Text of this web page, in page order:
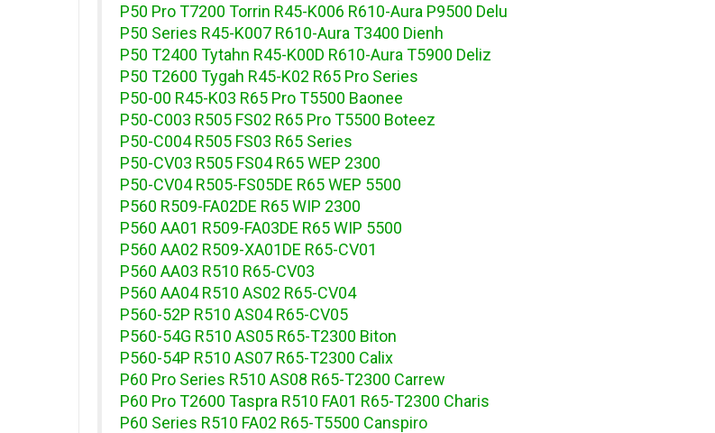
P50 Pro T7200 Torrin R45-K006 R610-Aura P9500 Delu
P50 Series R45-K007 R610-Aura T3400 Dienh
P50 T2400 Tytahn R45-K00D R610-Aura T5900 Deliz
P50 T2600 Tygah R45-K02 R65 Pro Series
P50-00 R45-K03 R65 Pro T5500 Baonee
P50-C003 R505 FS02 R65 Pro T5500 Boteez
P50-C004 R505 FS03 R65 Series
P50-CV03 R505 FS04 R65 WEP 2300
P50-CV04 R505-FS05DE R65 WEP 5500
P560 R509-FA02DE R65 WIP 2300
P560 AA01 R509-FA03DE R65 WIP 5500
P560 AA02 R509-XA01DE R65-CV01
P560 AA03 R510 R65-CV03
P560 AA04 R510 AS02 R65-CV04
P560-52P R510 AS04 R65-CV05
P560-54G R510 AS05 R65-T2300 Biton
P560-54P R510 AS07 R65-T2300 Calix
P60 Pro Series R510 AS08 R65-T2300 Carrew
P60 Pro T2600 Taspra R510 FA01 R65-T2300 Charis
P60 Series R510 FA02 R65-T5500 Canspiro